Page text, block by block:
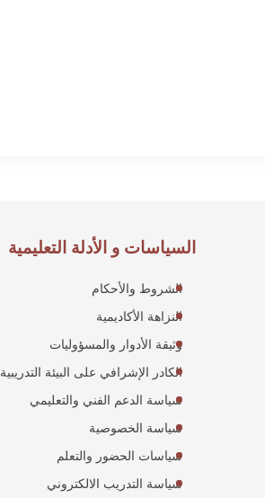
السياسات و الأدلة التعليمية
الشروط والأحكام
النزاهة الأكاديمية
وثيقة الأدوار والمسؤوليات
الكادر الإشرافي على البيئة التدريبية
سياسة الدعم الفني والتعليمي
سياسة الخصوصية
سياسات الحضور والتعلم
سياسة التدريب الالكتروني